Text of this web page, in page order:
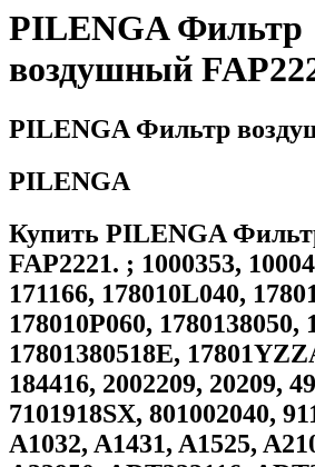
PILENGA Фильтр
воздушный
PILENGA Фильтр
PILENGA
Купить PILENGA
FAP2221. ; 1000353,
171166, 178010L040,
178010P060, 1780138050,
17801380518E,
184416, 2002209, 20209,
7101918SX, 801002040,
A1032, A1431, A1525,